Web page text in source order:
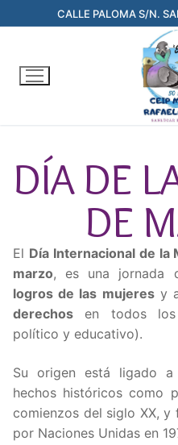
CALLE PALOMA S/N.
DÍA DE
DE
El Día Internacional de la
marzo, es una jornada
logros de las mujeresy
derechos en todos los
político y educativo).
Su origen está ligado
hechos históricos como
comienzos del siglo XX,
por Naciones Unidas en